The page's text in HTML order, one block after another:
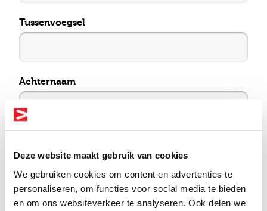
Deze website maakt gebruik van cookies
We gebruiken cookies om content en advertenties te
personaliseren, om functies voor social media te bieden
en om ons websiteverkeer te analyseren. Ook delen we
Tussenvoegsel
Achternaam
E-mail